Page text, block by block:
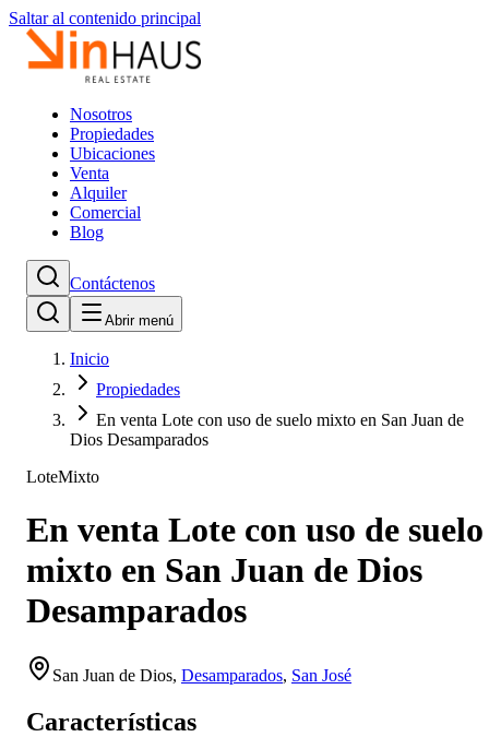
Saltar al contenido principal
Nosotros
Propiedades
Ubicaciones
Venta
Alquiler
Comercial
Blog
Contáctenos
Abrir menú
Inicio
Propiedades
En venta Lote con uso de suelo mixto en San Juan de
Dios Desamparados
LoteMixto
En venta Lote con uso de suelo
mixto en San Juan de Dios
Desamparados
San Juan de Dios, Desamparados, San José
Características